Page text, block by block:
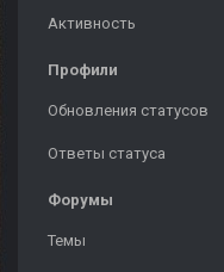
Активность
Профили
Обновления статусов
Ответы статуса
Форумы
Темы